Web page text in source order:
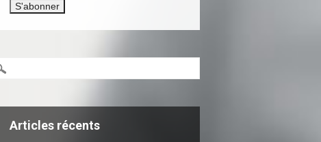
Articles récents